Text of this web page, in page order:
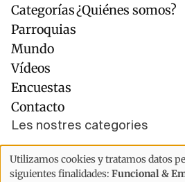
Navegación
principal
Categorías
Parroquias
Mundo
Vídeos
Encuestas
Contacto
Pie
¿Quiénes somos?
Les nostres categories
Economía
Cultura
Uso
Utilizamos cookies y tratamos datos
siguientes finalidades: Funcional &